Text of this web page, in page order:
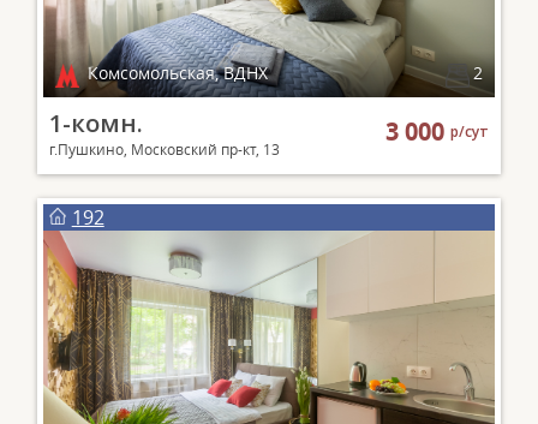
Комсомольская, ВДНХ 2
1-комн.
г.Пушкино, Московский пр-кт, 13
3 000р/сут
192